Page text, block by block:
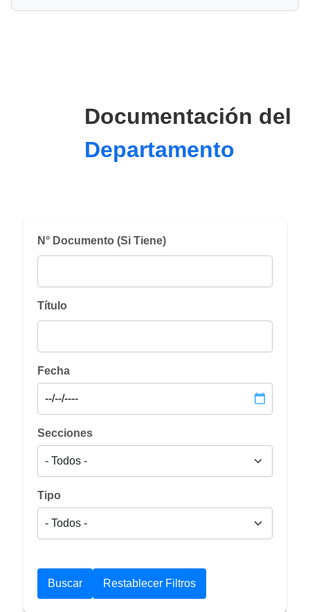
Documentación del
Departamento
N° Documento (Si Tiene)
Título
Fecha
Secciones
Tipo